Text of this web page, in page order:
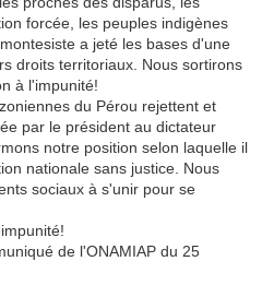
forcée, les peuples indigènes
a jeté les bases d'une
droits territoriaux. Nous sortirons
à l'impunité!
du Pérou rejettent et
par le président au dictateur
notre position selon laquelle il
nationale sans justice. Nous
sociaux à s'unir pour se
de l'ONAMIAP du 25